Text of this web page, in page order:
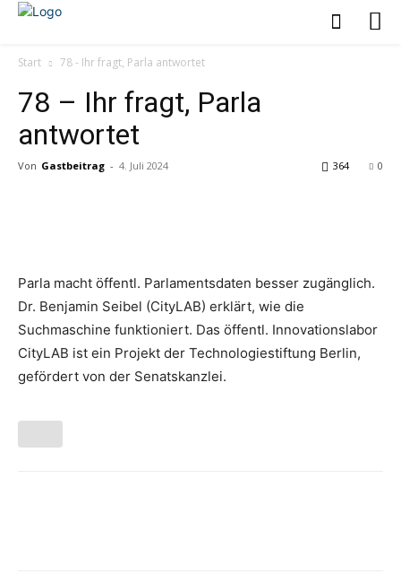
Start 78 - Ihr fragt, Parla antwortet
78 – Ihr fragt, Parla
antwortet
Von Gastbeitrag - 4. Juli 2024 0
364
Parla macht öffentl. Parlamentsdaten besser zugänglich.
Dr. Benjamin Seibel (CityLAB) erklärt, wie die
Suchmaschine funktioniert. Das öffentl. Innovationslabor
CityLAB ist ein Projekt der Technologiestiftung Berlin,
gefördert von der Senatskanzlei.